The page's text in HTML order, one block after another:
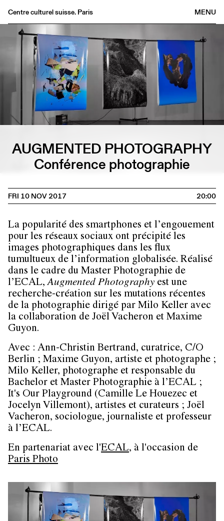
MENU
Centre culturel suisse. Paris
Agenda
Bookshop
Buvette
Archives
Publications
About
FR/ EN
AUGMENTED PHOTOGRAPHY
Conférence photographie
FRI 10 NOV 2017 20:00
La popularité des smartphones et l’engouement
pour les réseaux sociaux ont précipité les
images photographiques dans les flux
tumultueux de l’information globalisée. Réalisé
dans le cadre du Master Photographie de
l’ECAL,Augmented Photography est une
recherche-création sur les mutations récentes
de la photographie dirigé par Milo Keller avec
la collaboration de Joël Vacheron et Maxime
Guyon.
Avec : Ann-Christin Bertrand, curatrice, C/O
Berlin ; Maxime Guyon, artiste et photographe ;
Milo Keller, photographe et responsable du
Bachelor et Master Photographie à l’ECAL ;
It's Our Playground (Camille Le Houezec et
Jocelyn Villemont), artistes et curateurs ; Joël
Vacheron, sociologue, journaliste et professeur
à l’ECAL.
En partenariat avec l'ECAL, à l'occasion de
Paris Photo